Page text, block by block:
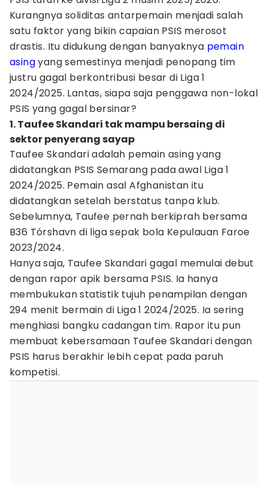
Kurangnya soliditas antarpemain menjadi salah
satu faktor yang bikin capaian PSIS merosot
drastis. Itu didukung dengan banyaknya pemain
asingyang semestinya menjadi penopang tim
justru gagal berkontribusi besar di Liga 1
2024/2025. Lantas, siapa saja penggawa non-lokal
PSIS yang gagal bersinar?
1. Taufee Skandari tak mampu bersaing di
sektor penyerang sayap
Taufee Skandari adalah pemain asing yang
didatangkan PSIS Semarang pada awal Liga 1
2024/2025. Pemain asal Afghanistan itu
didatangkan setelah berstatus tanpa klub.
Sebelumnya, Taufee pernah berkiprah bersama
B36 Tórshavn di liga sepak bola Kepulauan Faroe
2023/2024.
Hanya saja, Taufee Skandari gagal memulai debut
dengan rapor apik bersama PSIS. Ia hanya
membukukan statistik tujuh penampilan dengan
294 menit bermain di Liga 1 2024/2025. Ia sering
menghiasi bangku cadangan tim. Rapor itu pun
membuat kebersamaan Taufee Skandari dengan
PSIS harus berakhir lebih cepat pada paruh
kompetisi.